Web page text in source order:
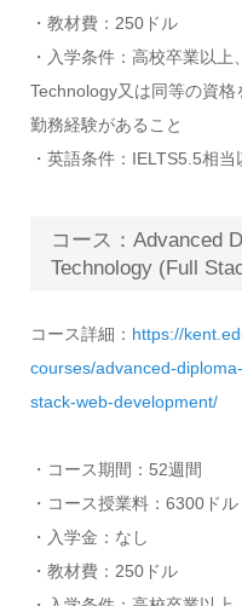
・教材費：250ドル
・入学条件：高校卒業以
Technology又は同等の資
勤務経験があること
・英語条件：IELTS5.5相当
コース：Advanced
Technology (Full
コース詳細： https://
courses/advanced-
stack-web-development/
・コース期間：52週間
・コース授業料：6300ド
・入学金：なし
・教材費：250ドル